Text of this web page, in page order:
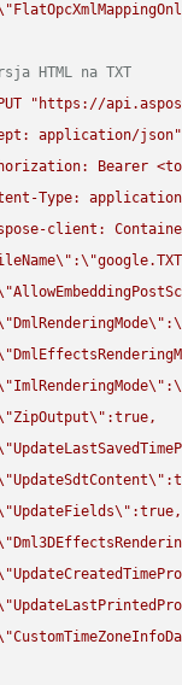
HTML na TXT
PUT
"https://
application/json"
Bearer
Type:
client:
\" :\"google.TXT
DmlRenderingMode\" :
ImlRenderingMode\" :
ZipOutput\" :true,
UpdateSdtContent\"
UpdateFields\" :true,